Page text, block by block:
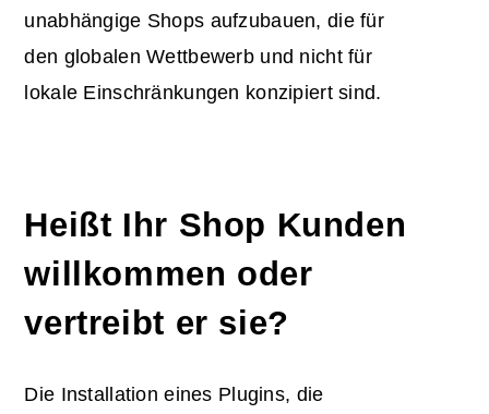
unabhängige Shops aufzubauen, die für
den globalen Wettbewerb und nicht für
lokale Einschränkungen konzipiert sind.
Heißt Ihr Shop Kunden
willkommen oder
vertreibt er sie?
Die Installation eines Plugins, die